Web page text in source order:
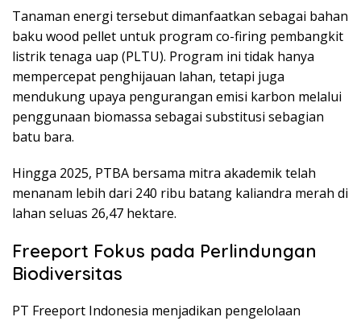
Tanaman energi tersebut dimanfaatkan sebagai bahan
baku wood pellet untuk program co-firing pembangkit
listrik tenaga uap (PLTU). Program ini tidak hanya
mempercepat penghijauan lahan, tetapi juga
mendukung upaya pengurangan emisi karbon melalui
penggunaan biomassa sebagai substitusi sebagian
batu bara.
Hingga 2025, PTBA bersama mitra akademik telah
menanam lebih dari 240 ribu batang kaliandra merah di
lahan seluas 26,47 hektare.
Freeport Fokus pada Perlindungan
Biodiversitas
PT Freeport Indonesia menjadikan pengelolaan